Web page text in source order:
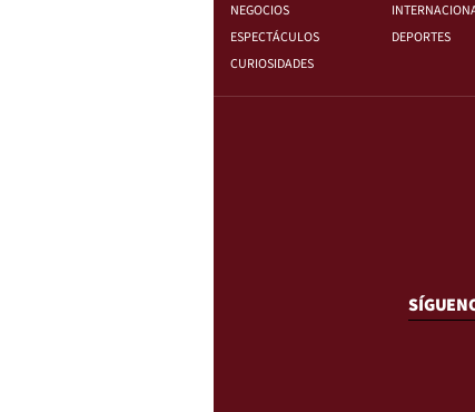
NEGOCIOS
ESPECTÁCULOS
DEPORTES
CURIOSIDADES